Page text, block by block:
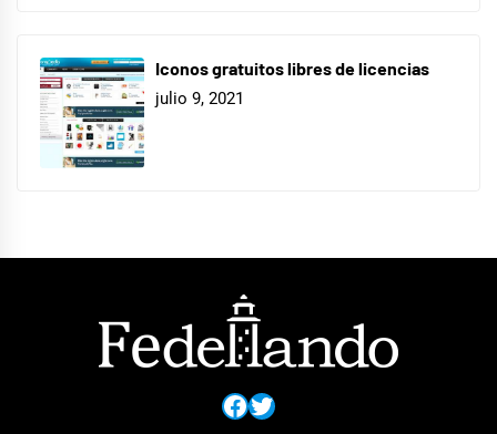
Iconos gratuitos libres de licencias
julio 9, 2021
Facebook
Twitter